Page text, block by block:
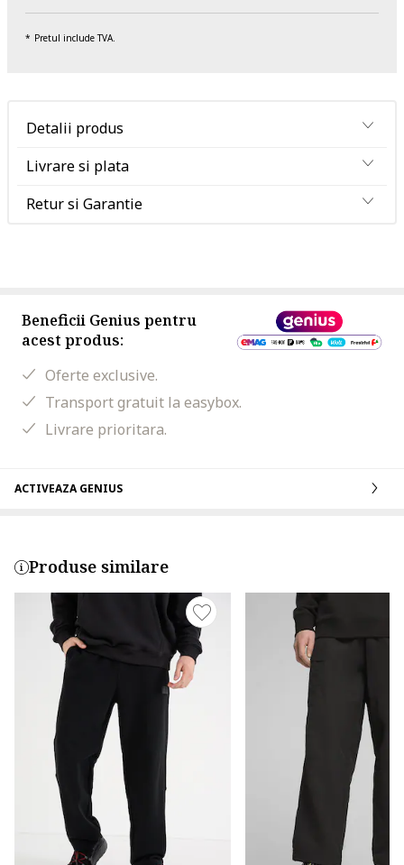
Pretul include TVA.
Detalii produs
Livrare si plata
Retur si Garantie
Beneficii Genius pentru
acest produs:
Oferte exclusive.
Transport gratuit la easybox.
Livrare prioritara.
ACTIVEAZA GENIUS
Produse similare